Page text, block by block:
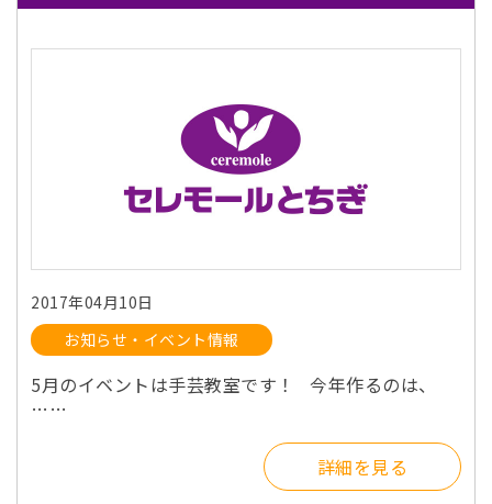
2017年04月10日
お知らせ・イベント情報
5月のイベントは手芸教室です！ 今年作るのは、
……
詳細を見る